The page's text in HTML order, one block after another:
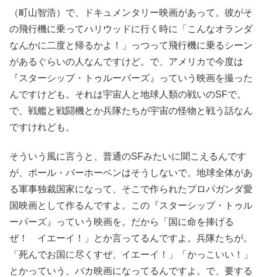
（町山智浩）で、ドキュメンタリー映画があって。彼がそ
の飛行機に乗ってハリウッドに行く時に「こんなオランダ
なんかに二度と帰るかよ！」っつって飛行機に乗るシーン
があるぐらいの人なんですけど。で、アメリカで今度は
『スターシップ・トゥルーパーズ』っていう映画を撮った
んですけども。それは宇宙人と地球人類の戦いのSFで。
で、戦艦と戦闘機とか兵隊たちが宇宙の怪物と戦う話なん
ですけれども。
そういう風に言うと、普通のSFみたいに聞こえるんです
が、ポール・バーホーベンはそうしないで。地球全体があ
る軍事独裁国家になって、そこで作られたプロパガンダ愛
国映画として作るんですよ。この『スターシップ・トゥル
ーパーズ』っていう映画を。だから「国に命を捧げる
ぜ！ イエーイ！」とか言ってるんですよ。兵隊たちが。
「死んでお国に尽くすぜ、イエーイ！」「かっこいい！」
とかっていう、バカ映画になってるんですよ。で、要する